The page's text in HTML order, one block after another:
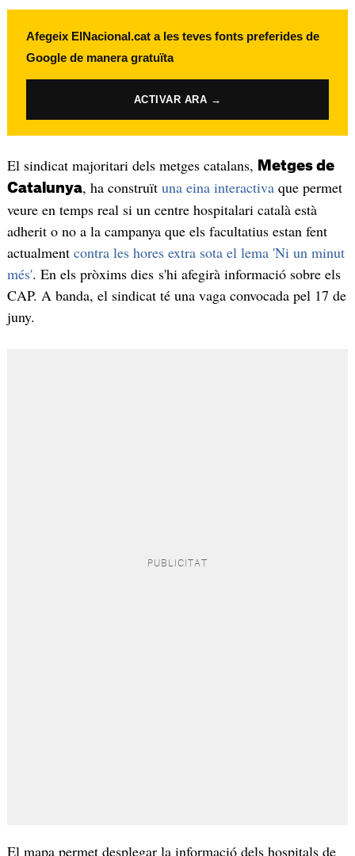
Afegeix ElNacional.cat a les teves fonts preferides de
Google de manera gratuïta
ACTIVAR ARA →
El sindicat majoritari dels metges catalans, Metges de
Catalunya, ha construït una eina interactivaque permet
veure en temps real si un centre hospitalari català està
adherit o no a la campanya que els facultatius estan fent
actualment contra les hores extra sota el lema 'Ni un minut
més'. En els pròxims dies s'hi afegirà informació sobre els
CAP. A banda, el sindicat té una vaga convocada pel 17 de
juny.
El mapa permet desplegar la informació dels hospitals de